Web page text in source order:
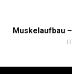
Muskelaufbau